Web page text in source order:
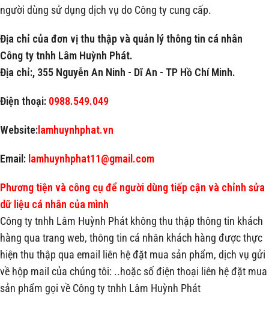
người dùng sử dụng dịch vụ do Công ty cung cấp.
Địa chỉ của đơn vị thu thập và quản lý thông tin cá nhân
Công ty tnhh Lâm Huỳnh Phát.
Địa chỉ:, 355 Nguyễn An Ninh - Dĩ An - TP Hồ Chí Minh.
Điện thoại: 0988.549.049
Website: lamhuynhphat.vn
Email: lamhuynhphat11@gmail.com
Phương tiện và công cụ để người dùng tiếp cận và chỉnh sửa
dữ liệu cá nhân của mình
Công ty tnhh Lâm Huỳnh Phát không thu thập thông tin khách
hàng qua trang web, thông tin cá nhân khách hàng được thực
hiện thu thập qua email liên hệ đặt mua sản phẩm, dịch vụ gửi
về hộp mail của chúng tôi: ..hoặc số điện thoại liên hệ đặt mua
sản phẩm gọi về Công ty tnhh Lâm Huỳnh Phát